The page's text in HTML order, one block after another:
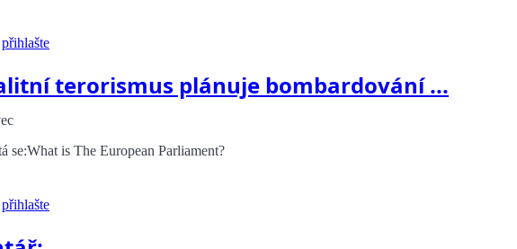
přihlašte
terorismus plánuje bombardování ...
se:What is The European Parliament?
přihlašte